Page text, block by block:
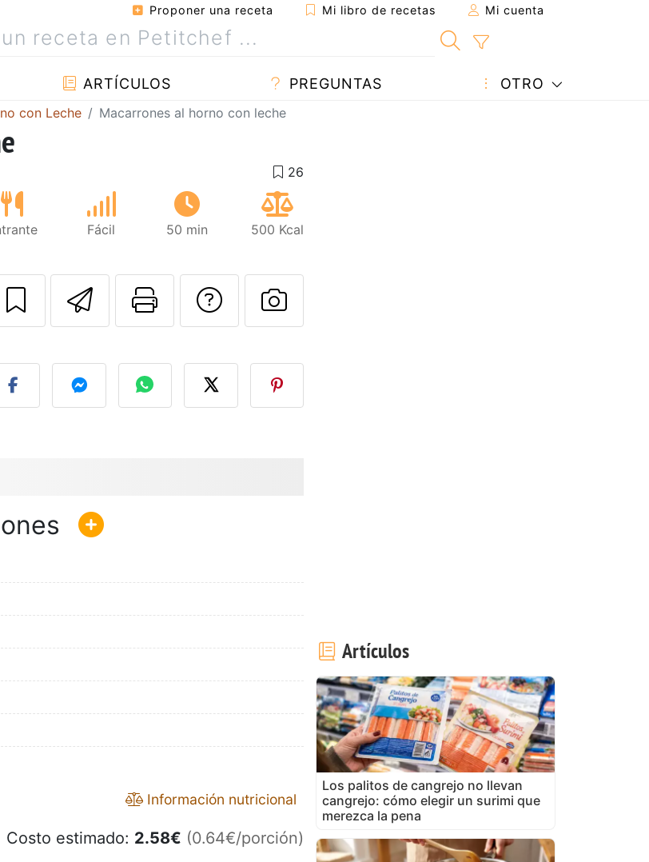
Proponer una receta Mi libro de recetas Mi cuenta
ARTÍCULOS PREGUNTAS OTRO
con Leche Macarrones al horno con leche
Fácil 50 min 500 Kcal
Enviar esta receta a un amigo
Imprimir esta página
Preguntar al autor
Publicar la foto de esta receta
Información nutricional
Costo estimado: 2.58€ (0.64€/porción)
Artículos
Los palitos de cangrejo no llevan
cangrejo: cómo elegir un surimi que
merezca la pena